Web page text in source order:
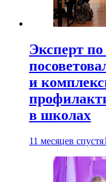
Эксперт по
и
в школах
11 месяцев спустя